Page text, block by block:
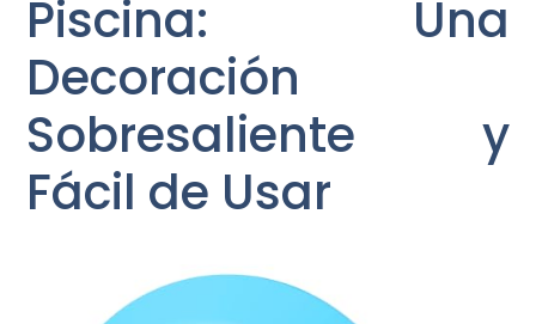
Piscina: Una
Decoración
Sobresaliente y
Fácil de Usar